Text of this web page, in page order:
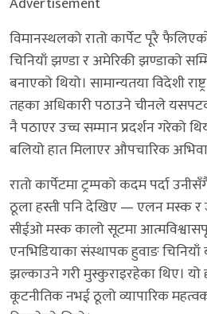
विमानस्थलको रातो कार्पेट पूरै
चिनियाँ झण्डा र अमेरिकी झण्डाको
बनाएको थियो। सामान्यतया विदेशी
तहका अधिकारी पठाउने चीनले
नै पठाएर उच्च सम्मान प्रदर्शन गरेको
बलियो हात मिलाएर औपचारिक
रातो कार्पेटमा ट्रम्पको कदम पर्दा
ठूला हस्ती पनि देखिए — एलन मस्क र
सीईओ मस्क कालो सूटमा
एनभिडियाका संस्थापक हुवाङ
झल्काउने गरी मुस्कुराइरहेका थिए।
कूटनीतिक नभई ठूलो व्यापारिक